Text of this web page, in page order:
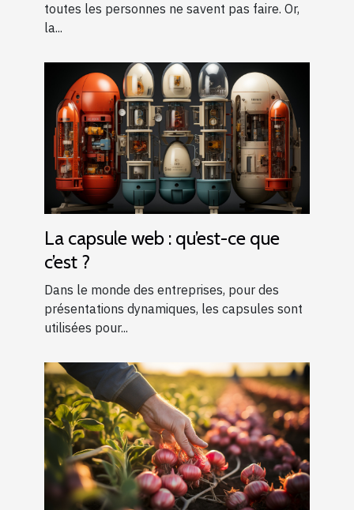
toutes les personnes ne savent pas faire. Or,
la...
La capsule web : qu’est-ce que
c’est ?
Dans le monde des entreprises, pour des
présentations dynamiques, les capsules sont
utilisées pour...